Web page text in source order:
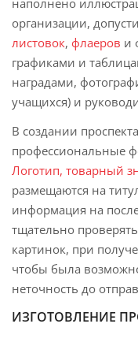
наполнено
организации,
листовок, флаеров и
графиками и
наградами,
учащихся) и
В создании
профессиональные
Логотип, товарный
размещаются на
информация на
тщательно
картинок, при
чтобы была
неточность до
ИЗГОТОВЛЕНИЕ